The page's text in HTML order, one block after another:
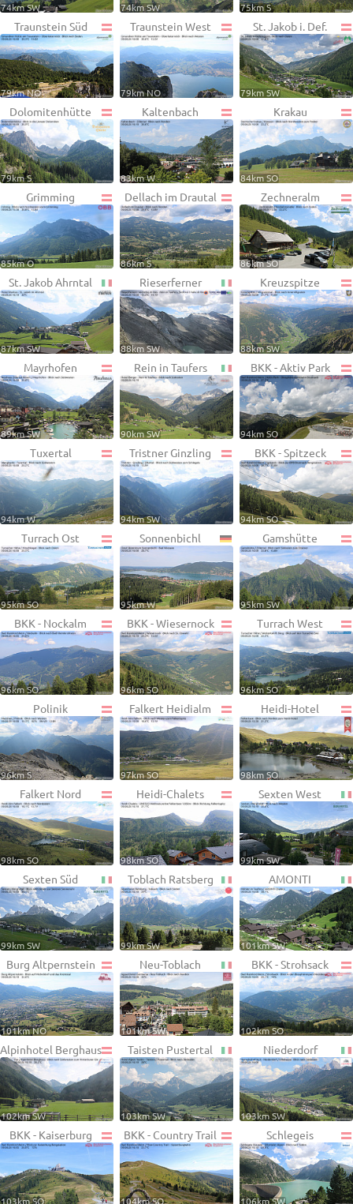
74km SW 74km SW 75km S
Traunstein Süd
79km NO
Traunstein West
79km NO
St. Jakob i. Def.
79km SW
Dolomitenhütte
79km S
Kaltenbach
83km W
Krakau
84km SO
Grimming
85km O
Dellach im Drautal
86km S
Zechneralm
86km SO
St. Jakob Ahrntal
87km SW
Rieserferner
88km SW
Kreuzspitze
88km SW
Mayrhofen
89km SW
Rein in Taufers
90km SW
BKK - Aktiv Park
94km SO
Tuxertal
94km W
Tristner Ginzling
94km SW
BKK - Spitzeck
94km SO
Turrach Ost
95km SO
Sonnenbichl
95km W
Gamshütte
95km SW
BKK - Nockalm
96km SO
BKK - Wiesernock
96km SO
Turrach West
96km SO
Polinik
96km S
Falkert Heidialm
97km SO
Heidi-Hotel
98km SO
Falkert Nord
98km SO
Heidi-Chalets
98km SO
Sexten West
99km SW
Sexten Süd
99km SW
Toblach Ratsberg
99km SW
AMONTI
101km SW
Burg Altpernstein
101km NO
Neu-Toblach
101km SW
BKK - Strohsack
102km SO
Alpinhotel Berghaus
102km SW
Taisten Pustertal
103km SW
Niederdorf
103km SW
BKK - Kaiserburg
103km SO
BKK - Country Trail
104km SO
Schlegeis
106km SW